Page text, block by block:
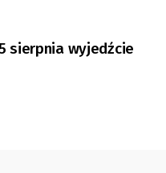
sierpnia wyjedźcie